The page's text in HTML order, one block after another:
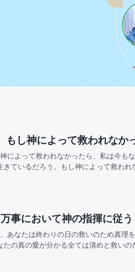
もし神によって救われなか
によって救われなかったら、私は今も
きているだろう。もし神によって救わ
事において神の指揮に従う
あなたは終わりの日の救いのため真理
たの真の愛が分かる全ては清めと救い